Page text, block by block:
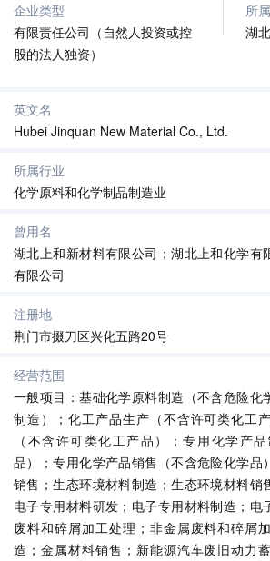
企业类型
有限责任公司（自然人投资或控
股的法人独资）
所
湖
英文名
Hubei Jinquan New Material Co., Ltd.
所属行业
化学原料和化学制品制造业
曾用名
湖北上和新材料有限公司；湖北上和化学有
有限公司
注册地
荆门市掇刀区兴化五路20号
经营范围
一般项目：基础化学原料制造（不含危险化
制造）；化工产品生产（不含许可类化工
（不含许可类化工产品）；专用化学产
品）；专用化学产品销售（不含危险化学品
销售；生态环境材料制造；生态环境材料销
电子专用材料研发；电子专用材料制造；电
废料和碎屑加工处理；非金属废料和碎屑
造；金属材料销售；新能源汽车废旧动力